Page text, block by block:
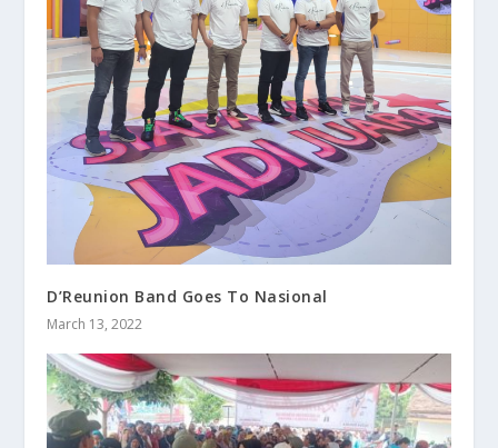
D’Reunion Band Goes To Nasional
March 13, 2022